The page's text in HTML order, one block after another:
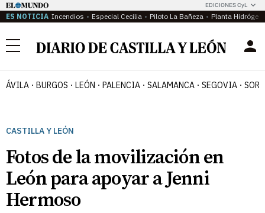
EDICIONES CyL
ES NOTICIA Incendios Especial Cecilia Piloto La Bañeza Planta
Menú
ÁVILA BURGOS LEÓN PALENCIA SALAMANCA SEGOVIA
CASTILLA Y LEÓN
Fotos de la movilización en
León para apoyar a Jenni
Hermoso